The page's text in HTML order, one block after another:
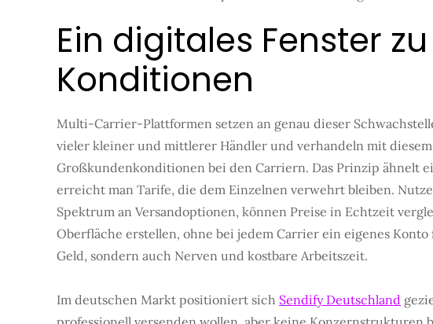
Ein digitales Fenster
Konditionen
Multi-Carrier-Plattformen setzen an genau dieser
vieler kleiner und mittlerer Händler und verhandeln mit
Großkundenkonditionen bei den Carriern. Das Prinzip ähnelt
erreicht man Tarife, die dem Einzelnen verwehrt bleiben.
Spektrum an Versandoptionen, können Preise in Echtzeit
Oberfläche erstellen, ohne bei jedem Carrier ein eigenes
Geld, sondern auch Nerven und kostbare Arbeitszeit.
Im deutschen Markt positioniert sich Sendify Deutschland